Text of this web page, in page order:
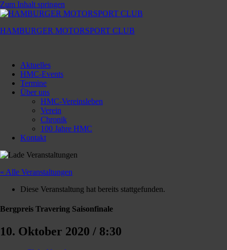
Zum Inhalt springen
HAMBURGER MOTORSPORT CLUB
Motorsport
Club
Aktuelles
HMC-Events
Termine
Über uns
HMC-Vereinsleben
Verein
Chronik
100 Jahre HMC
Kontakt
« Alle Veranstaltungen
Diese Veranstaltung hat bereits stattgefunden.
Bergpreis Travering Saisonfinale
10. Oktober 2020 / 8:30